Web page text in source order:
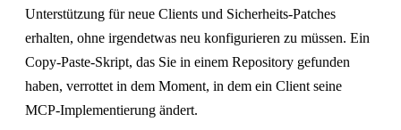
Unterstützung für neue Clients und Sicherheits-Patches
erhalten, ohne irgendetwas neu konfigurieren zu müssen. Ein
Copy-Paste-Skript, das Sie in einem Repository gefunden
haben, verrottet in dem Moment, in dem ein Client seine
MCP-Implementierung ändert.